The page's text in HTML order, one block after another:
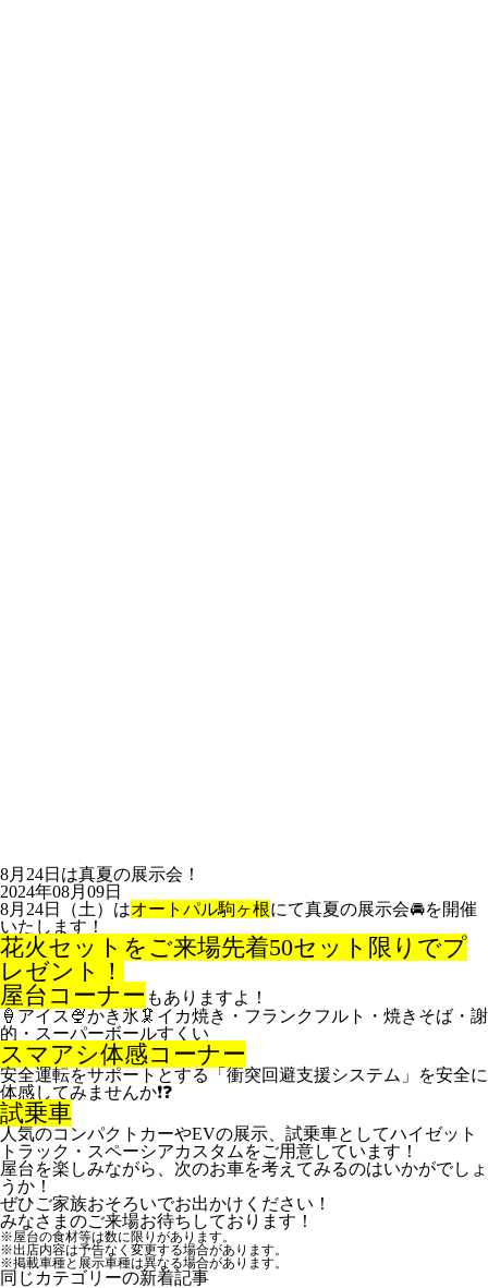
8月24日は真夏の展示会！
2024年08月09日
8月24日（土）はオートパル駒ヶ根にて真夏の展示会🚘を開催
いたします！
花火セットをご来場先着50セット限りでプ
レゼント！
屋台コーナー もありますよ！
🍦アイス🍨かき氷🦑イカ焼き・フランクフルト・焼きそば・謝
的・スーパーボールすくい
スマアシ体感コーナー
安全運転をサポートとする「衝突回避支援システム」を安全に
体感してみませんか❗️❓️
試乗車
人気のコンパクトカーやEVの展示、試乗車としてハイゼット
トラック・スペーシアカスタムをご用意しています！
屋台を楽しみながら、次のお車を考えてみるのはいかがでしょ
うか！
ぜひご家族おそろいでお出かけください！
みなさまのご来場お待ちしております！
※屋台の食材等は数に限りがあります。
※出店内容は予告なく変更する場合があります。
※掲載車種と展示車種は異なる場合があります。
同じカテゴリーの新着記事